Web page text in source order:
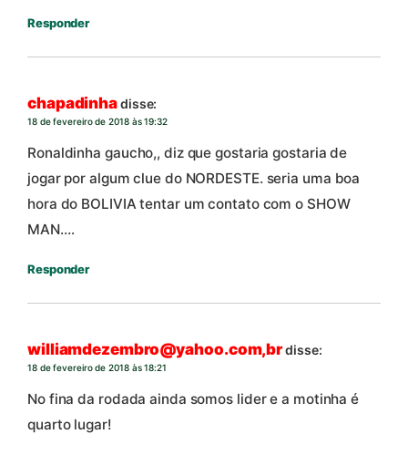
Responder
chapadinhadisse:
18 de fevereiro de 2018 às 19:32
Ronaldinha gaucho,, diz que gostaria gostaria de
jogar por algum clue do NORDESTE. seria uma boa
hora do BOLIVIA tentar um contato com o SHOW
MAN….
Responder
williamdezembro@yahoo.com,brdisse:
18 de fevereiro de 2018 às 18:21
No fina da rodada ainda somos lider e a motinha é
quarto lugar!